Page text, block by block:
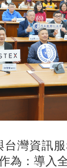
台灣資訊
為：導入